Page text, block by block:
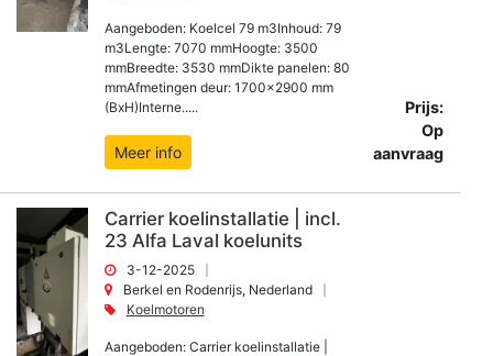
Aangeboden: Koelcel 79 m3Inhoud: 79
m3Lengte: 7070 mmHoogte: 3500
mmBreedte: 3530 mmDikte panelen: 80
mmAfmetingen deur: 1700x2900 mm
(BxH)Interne.....
Meer info
Prijs:
Op
aanvraag
Carrier koelinstallatie | incl.
23 Alfa Laval koelunits
3-12-2025
Berkel en Rodenrijs, Nederland
Koelmotoren
Aangeboden: Carrier koelinstallatie |